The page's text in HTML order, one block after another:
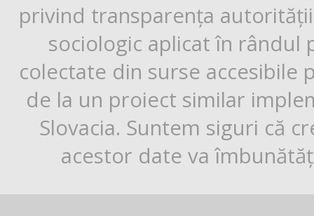
privind transparența
sociologic aplicat în rândul
colectate din surse
de la un proiect similar
Slovacia. Suntem siguri că
acestor date va